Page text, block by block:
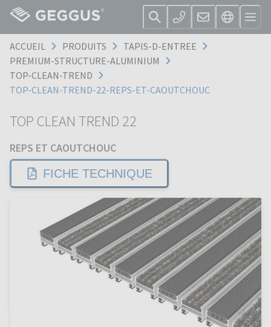
ACCUEIL PRODUITS
TAPIS-D-ENTREE
PREMIUM-STRUCTURE-ALUMINIUM
TOP-CLEAN-TREND
TOP-CLEAN-TREND-22-REPS-ET-CAOUTCHOUC
TOP CLEAN TREND 22
REPS ET CAOUTCHOUC
FICHE TECHNIQUE